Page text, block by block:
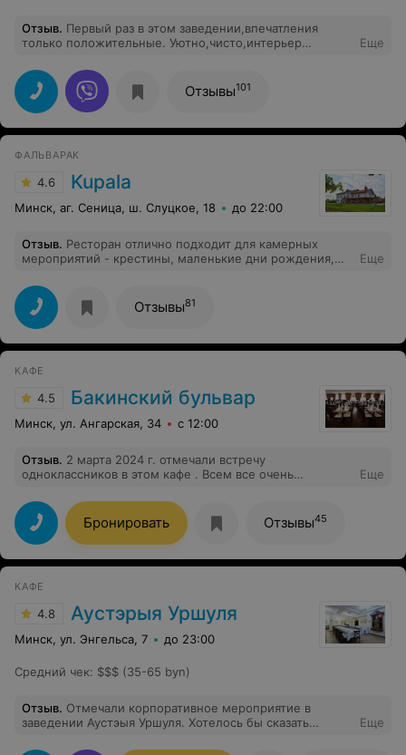
Отзыв. Первый раз в этом заведении,впечатления
только положительные. Уютно,чисто,интерьер
что не может не радовать! Кухня вкусная, порции не
маленькие, подача красивая. Заведение очень
просторное, обязательно вернёмся сюда всей семьёй
вместе с детками. Спасибо Вам большое! Личная
рекомендация-это говяжьи щёчки,это просто
Еще
Отзывы101
ФАЛЬВАРАК
4.6 Kupala
Минск, аг. Сеница, ш. Слуцкое, 18 до 22:00
Отзыв. Ресторан отлично подходит для камерных
мероприятий - крестины, маленькие дни рождения,
демократичный ценник, можно свой алкоголь (за
символическую плату). Приятное обслуживание.
Рекомендую к посещению в будние дни, когда не так
много людей. Думаю, вы так же оцените это место по
достоинству!
Еще
Отзывы81
КАФЕ
4.5 Бакинский бульвар
Минск, ул. Ангарская, 34 с 12:00
Отзыв. 2 марта 2024 г. отмечали встречу
одноклассников в этом кафе . Всем все очень
рыбы, разнообразие салатов), зажигательная живая
музыка(отдельное спасибо певице за подаренный нам
номер), замечательное обслуживание,
непринужденная атмосфера. Однозначно
рекомендуем!
Еще
Бронировать Отзывы45
КАФЕ
4.8 Аустэрыя Уршуля
Минск, ул. Энгельса, 7 до 23:00
Средний чек: $$$ (35-65 byn)
Отзыв. Отмечали корпоративное мероприятие в
заведении Аустэыя Уршуля. Хотелось бы сказать
вкусно. Музыкальная программа, живое исполнение,
Еще